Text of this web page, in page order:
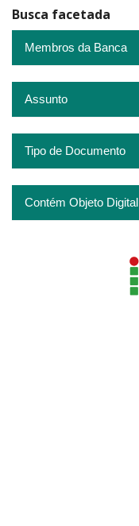
Busca facetada
Membros da Banca
Assunto
Tipo de Documento
Contém Objeto Digital